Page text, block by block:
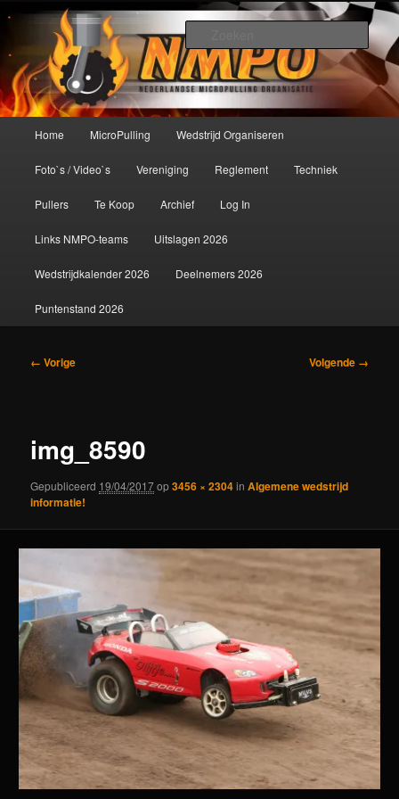
primaire
inhoudNederlandse MicroPulling
Organisatie
De meest krachtige modelbouwsport ter wereld!
Home MicroPulling Wedstrijd Organiseren
Foto`s / Video`s Vereniging Reglement Techniek
Pullers Te Koop Archief Log In
Links NMPO-teams Uitslagen 2026
Wedstrijdkalender 2026 Deelnemers 2026
Puntenstand 2026
Afbeeldingsnavigatie
← Vorige Volgende →
img_8590
Gepubliceerd 19/04/2017op3456 × 2304inAlgemene wedstrijd
informatie!